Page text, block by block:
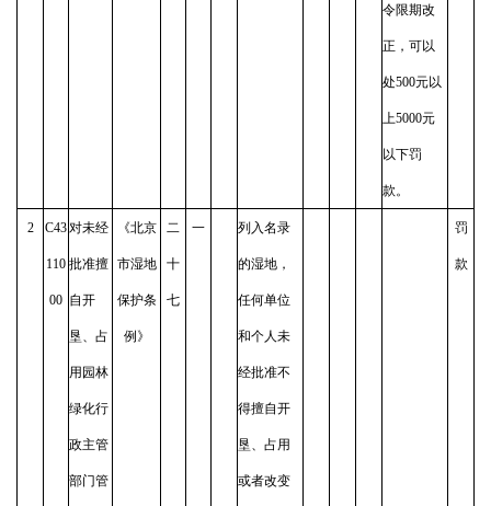
令限期改
正，可以
处500元以
上5000元
以下罚
款。
2 C43
110
00
对未经
批准擅
自开
垦、占
用园林
绿化行
政主管
部门管
《北京
市湿地
保护条
例》
二
十
七
一 列入名录
的湿地，
任何单位
和个人未
经批准不
得擅自开
垦、占用
或者改变
罚
款